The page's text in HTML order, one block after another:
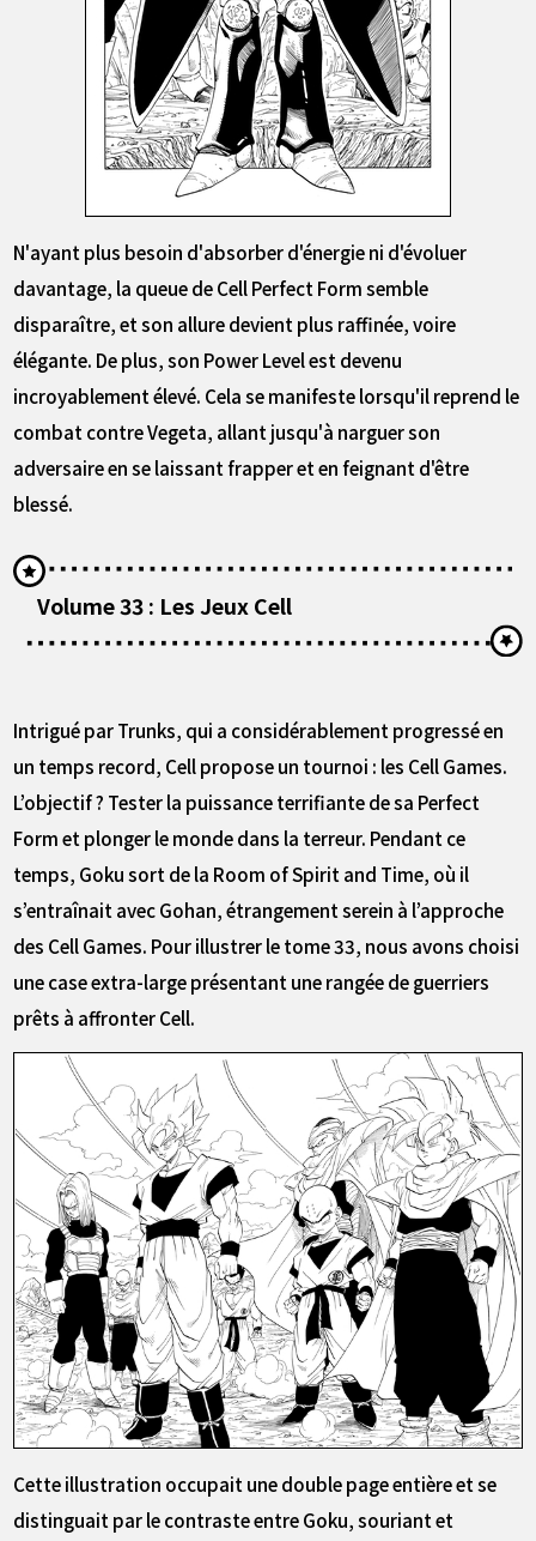
N'ayant plus besoin d'absorber d'énergie ni d'évoluer
davantage, la queue de Cell Perfect Form semble
disparaître, et son allure devient plus raffinée, voire
élégante. De plus, son Power Level est devenu
incroyablement élevé. Cela se manifeste lorsqu'il reprend le
combat contre Vegeta, allant jusqu'à narguer son
adversaire en se laissant frapper et en feignant d'être
blessé.
Volume 33 : Les Jeux Cell
Intrigué par Trunks, qui a considérablement progressé en
un temps record, Cell propose un tournoi : les Cell Games.
L’objectif ? Tester la puissance terrifiante de sa Perfect
Form et plonger le monde dans la terreur. Pendant ce
temps, Goku sort de la Room of Spirit and Time, où il
s’entraînait avec Gohan, étrangement serein à l’approche
des Cell Games. Pour illustrer le tome 33, nous avons choisi
une case extra-large présentant une rangée de guerriers
prêts à affronter Cell.
Cette illustration occupait une double page entière et se
distinguait par le contraste entre Goku, souriant et